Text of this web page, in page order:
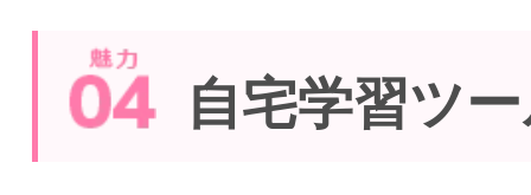
自宅学習ツ